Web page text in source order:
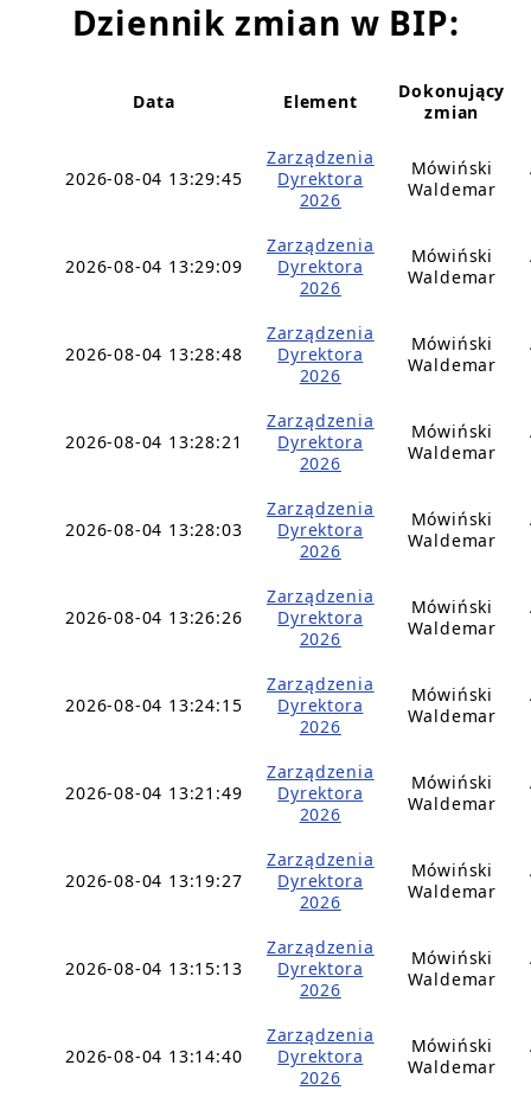
Dziennik zmian w BIP:
Data Element
Dokonujący
zmian
2026-08-04 13:29:45
Zarządzenia
Dyrektora
2026
Mówiński
Waldemar
2026-08-04 13:29:09
Zarządzenia
Dyrektora
2026
Mówiński
Waldemar
2026-08-04 13:28:48
Zarządzenia
Dyrektora
2026
Mówiński
Waldemar
2026-08-04 13:28:21
Zarządzenia
Dyrektora
2026
Mówiński
Waldemar
2026-08-04 13:28:03
Zarządzenia
Dyrektora
2026
Mówiński
Waldemar
2026-08-04 13:26:26
Zarządzenia
Dyrektora
2026
Mówiński
Waldemar
2026-08-04 13:24:15
Zarządzenia
Dyrektora
2026
Mówiński
Waldemar
2026-08-04 13:21:49
Zarządzenia
Dyrektora
2026
Mówiński
Waldemar
2026-08-04 13:19:27
Zarządzenia
Dyrektora
2026
Mówiński
Waldemar
2026-08-04 13:15:13
Zarządzenia
Dyrektora
2026
Mówiński
Waldemar
2026-08-04 13:14:40
Zarządzenia
Dyrektora
2026
Mówiński
Waldemar